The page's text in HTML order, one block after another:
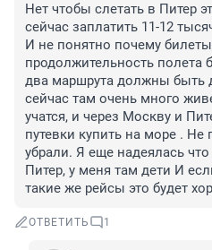
Нет чтобы слетать в Питер
сейчас заплатить 11-12
И не понятно почему
продолжительность полета
два маршрута должны быть
сейчас там очень много
учатся, и через Москву и
путевки купить на море .
убрали. Я еще надеялась
Питер, у меня там дети И
такие же рейсы это будет
ОТВЕТИТЬ 1